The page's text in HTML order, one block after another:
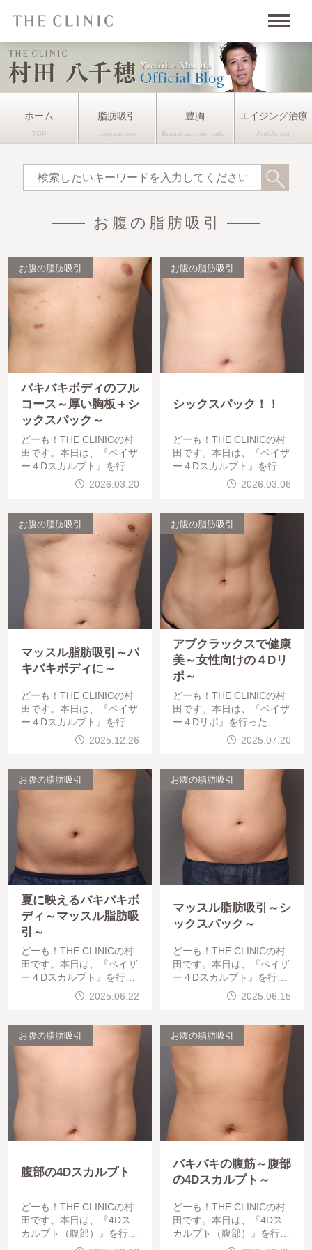
ホーム 脂肪吸引 豊胸 エイジング治療
お腹の脂肪吸引
お腹の脂肪吸引
バキバキボディのフル
コース～厚い胸板＋シ
ックスパック～
どーも！THE CLINICの村
田です。本日は、『ベイザ
ー４Dスカルプト』を行っ
た、「BMI 24.3、30代男
スパックを作り
2026.03.20
お腹の脂肪吸引
シックスパック！！
どーも！THE CLINICの村
田です。本日は、『ベイザ
ー４Dスカルプト』を行っ
た、「BMI 21.5、30代男
ましょう。
2026.03.06
お腹の脂肪吸引
マッスル脂肪吸引～バ
キバキボディに～
どーも！THE CLINICの村
田です。本日は、『ベイザ
ー４Dスカルプト』を行っ
た、「BMI 24.9、40代男
性」の術後の経過をご紹介
ましょう。
2025.12.26
お腹の脂肪吸引
アブクラックスで健康
美～女性向けの４Dリ
ポ～
どーも！THE CLINICの村
田です。本日は、『ベイザ
ー４Dリポ』を行った、「
BMI 20.8、30代女性」の
術後半年の経過をご紹介し
ご存知ですか？
2025.07.20
お腹の脂肪吸引
夏に映えるバキバキボ
ディ～マッスル脂肪吸
引～
どーも！THE CLINICの村
田です。本日は、『ベイザ
ー４Dスカルプト』を行っ
た、「BMI 23.3、30代男
性」の術後の経過をご紹介
ましょう。
2025.06.22
お腹の脂肪吸引
マッスル脂肪吸引～シ
ックスパック～
どーも！THE CLINICの村
田です。本日は、『ベイザ
ー４Dスカルプト』を行っ
た、「BMI 29.3、40代男
性」の術後の経過をご紹介
ましょう。
2025.06.15
お腹の脂肪吸引
腹部の4Dスカルプト
どーも！THE CLINICの村
田です。本日は、『4Dス
カルプト（腹部）』を行っ
た、「BMI 24.3、40代男
お腹の脂肪吸引
バキバキの腹筋～腹部
の4Dスカルプト～
どーも！THE CLINICの村
田です。本日は、『4Dス
カルプト（腹部）』を行っ
た、「BMI 22.6、40代男